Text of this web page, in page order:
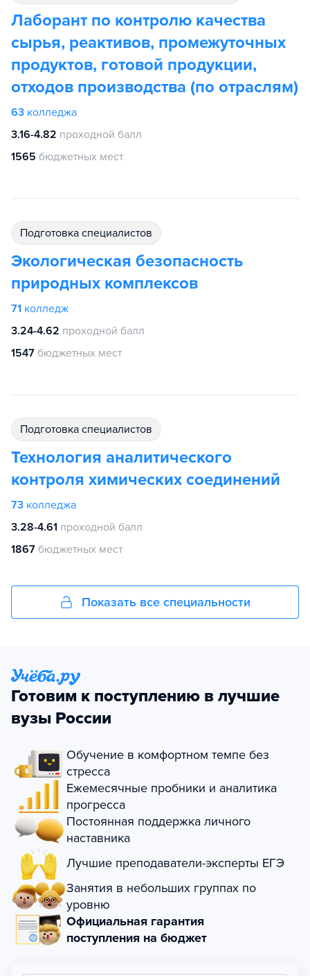
Лаборант по контролю качества
сырья, реактивов, промежуточных
продуктов, готовой продукции,
отходов производства (по отраслям)
63 колледжа
3.16-4.82 проходной балл
1565 бюджетных мест
подготовка специалистов
Экологическая безопасность
природных комплексов
71 колледж
3.24-4.62 проходной балл
1547 бюджетных мест
подготовка специалистов
Технология аналитического
контроля химических соединений
73 колледжа
3.28-4.61 проходной балл
1867 бюджетных мест
Показать все специальности
Готовим к поступлению в лучшие
вузы России
Обучение в комфортном темпе без
стресса
Ежемесячные пробники и аналитика
прогресса
Постоянная поддержка личного
наставника
Лучшие преподаватели-эксперты ЕГЭ
Занятия в небольших группах по
уровню
Официальная гарантия
поступления на бюджет